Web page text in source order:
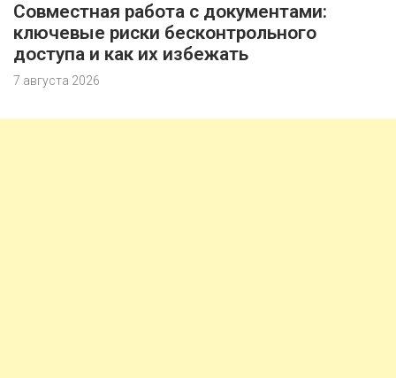
Совместная работа с документами:
ключевые риски бесконтрольного
доступа и как их избежать
7 августа 2026